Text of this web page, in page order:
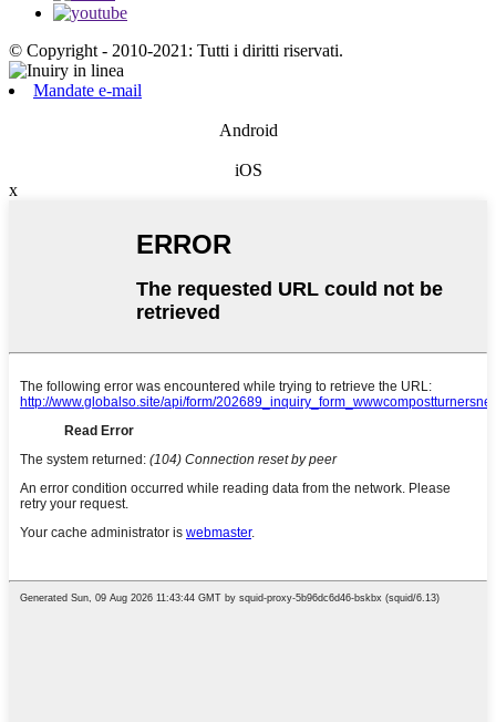
© Copyright - 2010-2021: Tutti i diritti riservati.
Mandate e-mail
Android
iOS
x